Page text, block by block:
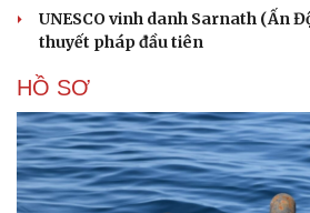
Cải chính
UNESCO vinh danh Sarnath (Ấn
thuyết pháp đầu tiên
HỒ SƠ